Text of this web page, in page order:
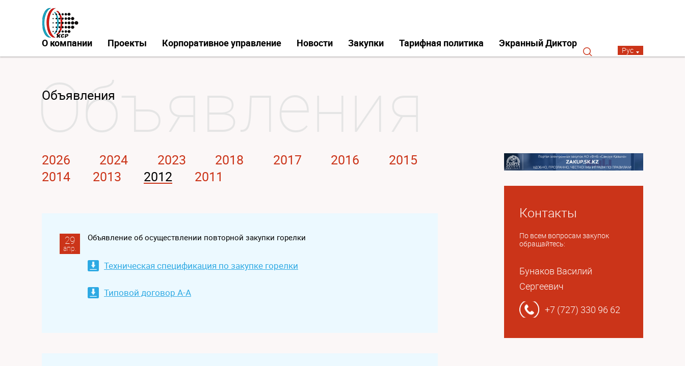
О компании Проекты Корпоративное управление Новости Закупки Тарифная политика Экранный Диктор
Рус
Объявления
2026 2024 2023 2018 2017 2016
2015
2014
2013 2012 2011
29
апр.
Объявление об осуществлении повторной закупки горелки
Техническая спецификация по закупке горелки
Типовой договор А-А
Контакты
По всем вопросам закупок
обращайтесь:
Бунаков Василий
Сергеевич
+7 (727) 330 96 62